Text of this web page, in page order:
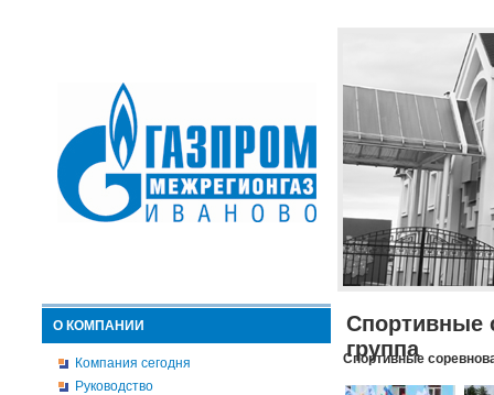
О КОМПАНИИ
Компания сегодня
Руководство
Спортивные
группа
Спортивные